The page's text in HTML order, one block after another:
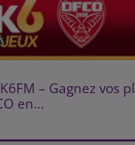
– Gagnez vos
en...